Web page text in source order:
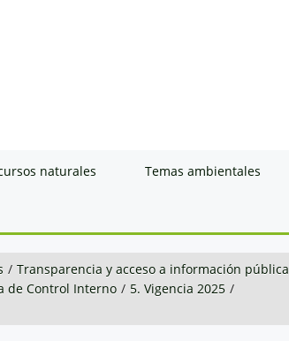
naturales Temas ambientales
/ Transparencia y acceso a información pública
de Control Interno / 5. Vigencia 2025 /